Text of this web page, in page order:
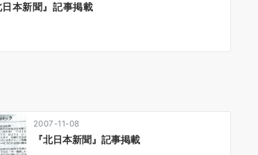
日本新聞』記事掲載
2007-11-08
『北日本新聞』記事掲載